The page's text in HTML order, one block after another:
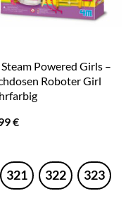
Powered Girls –
Roboter Girl
€
321 322 323